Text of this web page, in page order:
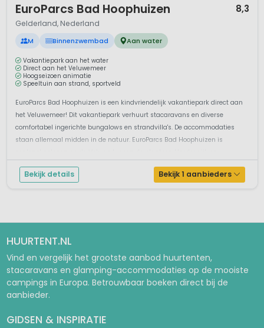
EuroParcs Bad Hoophuizen 8,3
Gelderland, Nederland
M Binnenzwembad Aan water
Vakantiepark aan het water
Direct aan het Veluwemeer
Hoogseizoen animatie
Speeltuin aan strand, sportveld
EuroParcs Bad Hoophuizen is een kindvriendelijk vakantiepark direct aan
het Veluwemeer! Dit vakantiepark verhuurt stacaravans en diverse
comfortabel ingerichte bungalows en strandvilla's. De accommodaties
staan allemaal midden in de natuur. EuroParcs Bad Hoophuizen is
Nunspeet. Het vaka...
Bekijk details Bekijk 1 aanbieders
HUURTENT.NL
Vind en vergelijk het grootste aanbod huurtenten,
stacaravans en glamping-accommodaties op de mooiste
campings in Europa. Betrouwbaar boeken direct bij de
aanbieder.
GIDSEN & INSPIRATIE